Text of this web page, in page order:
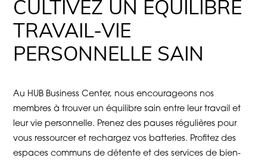
CULTIVEZ UN ÉQUILIBRE
TRAVAIL-VIE
PERSONNELLE SAIN
Au HUB Business Center, nous encourageons nos
membres à trouver un équilibre sain entre leur travail et
leur vie personnelle. Prenez des pauses régulières pour
vous ressourcer et rechargez vos batteries. Profitez des
espaces communs de détente et des services de bien-